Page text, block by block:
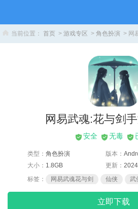
当前位置： 首页 > 游戏专区 > 角色扮演 > 网
网易武魂:花与剑
安全 无毒
立即下载
类型： 角色扮演 版本：
大小： 1.8GB 更新：
标签：
网易武魂花与剑 仙侠 武